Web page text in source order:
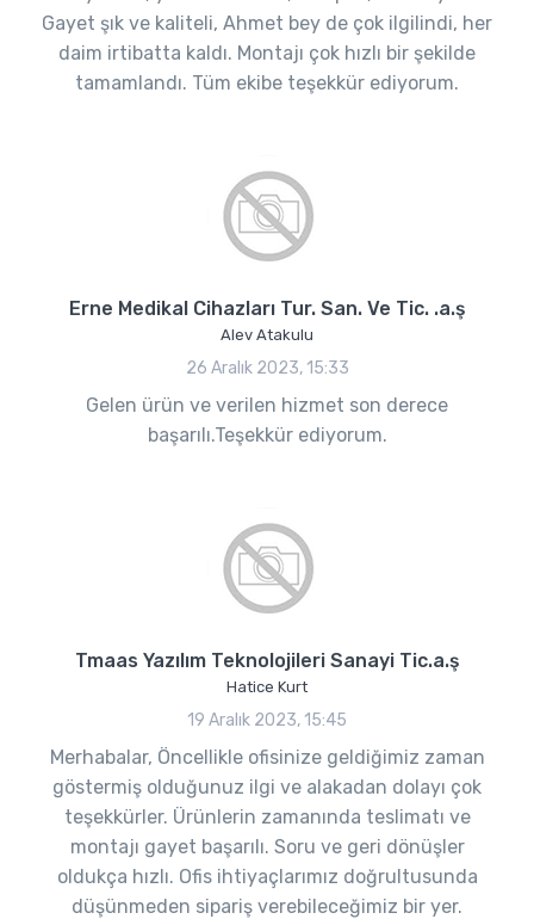
Gayet şık ve kaliteli, Ahmet bey de çok ilgilindi, her
daim irtibatta kaldı. Montajı çok hızlı bir şekilde
tamamlandı. Tüm ekibe teşekkür ediyorum.
Erne Medikal Cihazları Tur. San. Ve Tic. .a.ş
Alev Atakulu
26 Aralık 2023, 15:33
Gelen ürün ve verilen hizmet son derece
başarılı.Teşekkür ediyorum.
Tmaas Yazılım Teknolojileri Sanayi Tic.a.ş
Hatice Kurt
19 Aralık 2023, 15:45
Merhabalar, Öncellikle ofisinize geldiğimiz zaman
göstermiş olduğunuz ilgi ve alakadan dolayı çok
teşekkürler. Ürünlerin zamanında teslimatı ve
montajı gayet başarılı. Soru ve geri dönüşler
oldukça hızlı. Ofis ihtiyaçlarımız doğrultusunda
düşünmeden sipariş verebileceğimiz bir yer.